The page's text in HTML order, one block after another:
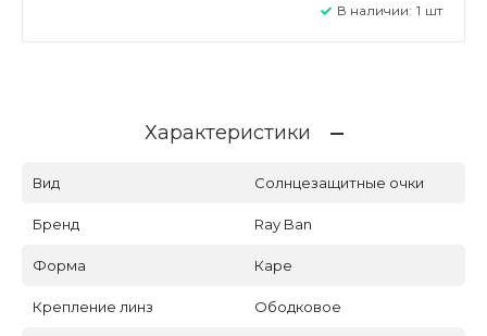
В наличии: 1 шт
Характеристики
Вид Солнцезащитные очки
Бренд Ray Ban
Форма Каре
Крепление линз Ободковое